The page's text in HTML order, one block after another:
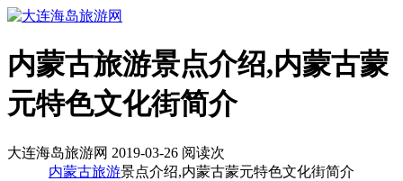
内蒙古旅游景点介绍,内蒙古蒙
元特色文化街简介
大连海岛旅游网 2019-03-26 阅读次
内蒙古旅游景点介绍,内蒙古蒙元特色文化街简介